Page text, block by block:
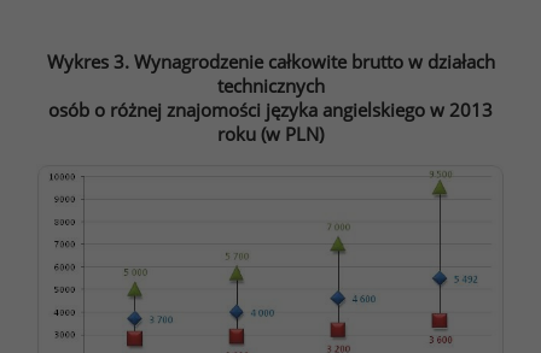
Wykres 3. Wynagrodzenie całkowite brutto w działach
technicznych
osób o różnej znajomości języka angielskiego w 2013
roku (w PLN)